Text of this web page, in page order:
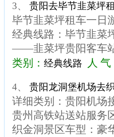
3、 贵阳去毕节韭菜坪
毕节韭菜坪租车一日
经典线路：毕节韭
——韭菜坪贵阳客车
类别： 经典线路 人 气
4、 贵阳龙洞堡机场去
详细类别：贵阳机场
贵州高铁站送站服务
织金洞景区车型：豪